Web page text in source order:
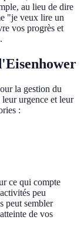
au lieu de dire
"je veux lire un
vos progrès et
la gestion du
leur urgence et leur
:
ce qui compte
peu
peut sembler
de vos